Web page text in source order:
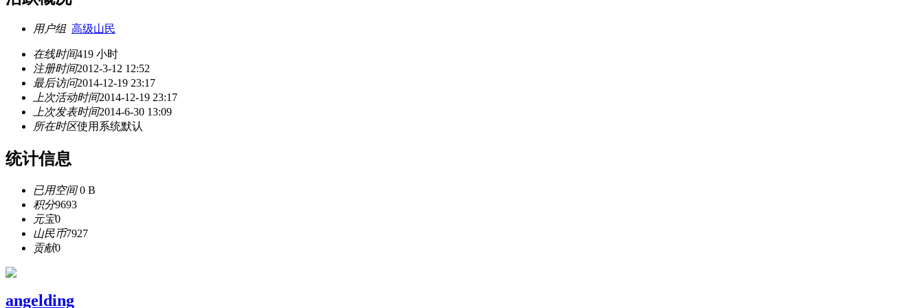
用户组 高级山民
在线时间419 小时
注册时间2012-3-12 12:52
最后访问2014-12-19 23:17
上次活动时间2014-12-19 23:17
上次发表时间2014-6-30 13:09
所在时区使用系统默认
统计信息
已用空间0 B
积分9693
元宝0
山民币7927
贡献0
angelding